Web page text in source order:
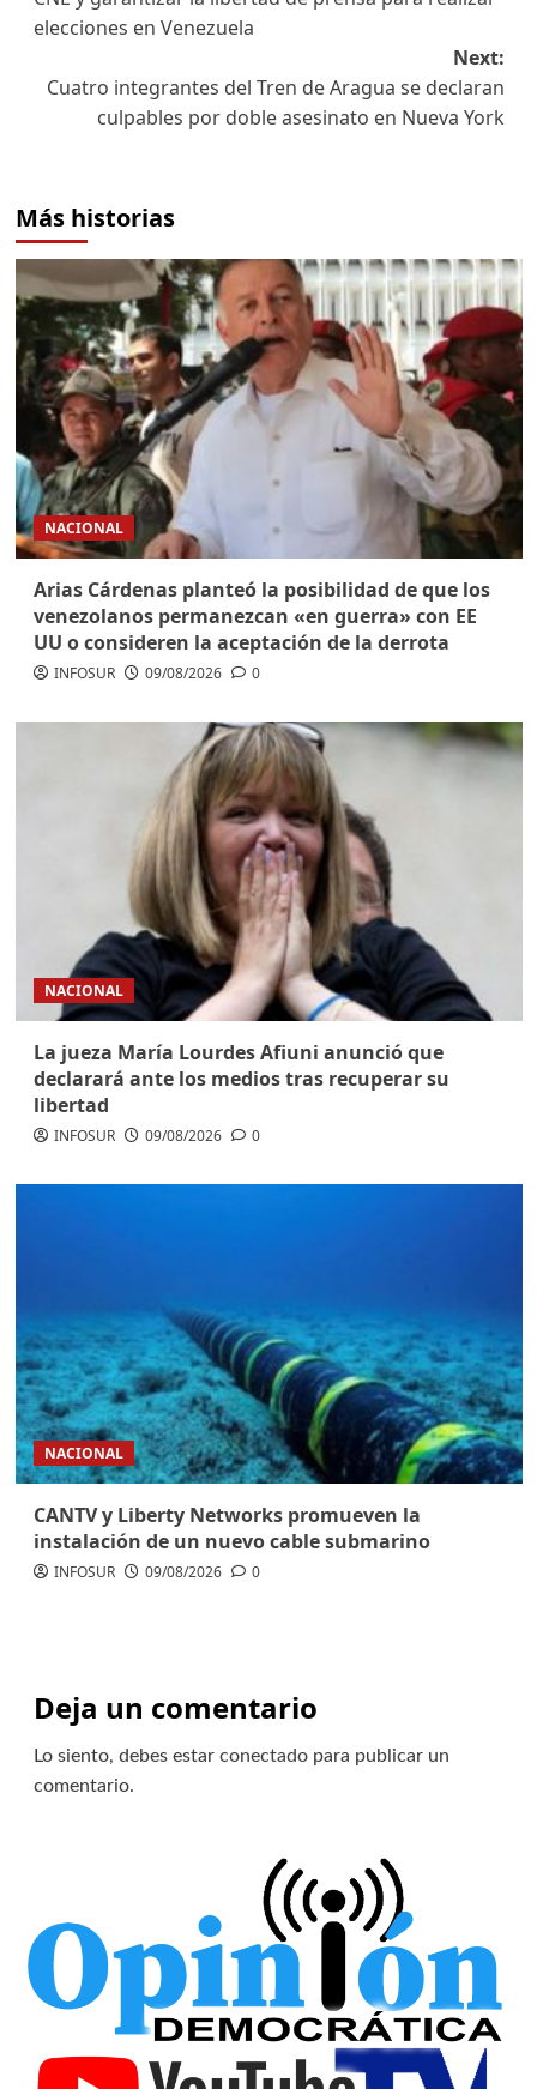
elecciones en Venezuela
Next:
Cuatro integrantes del Tren de Aragua se declaran
culpables por doble asesinato en Nueva York
Más historias
NACIONAL
Arias Cárdenas planteó la posibilidad de que los
venezolanos permanezcan «en guerra» con EE
UU o consideren la aceptación de la derrota
INFOSUR 09/08/2026 0
NACIONAL
La jueza María Lourdes Afiuni anunció que
declarará ante los medios tras recuperar su
libertad
INFOSUR 09/08/2026 0
NACIONAL
CANTV y Liberty Networks promueven la
instalación de un nuevo cable submarino
INFOSUR 09/08/2026 0
Deja un comentario
Lo siento, debes estar conectadopara publicar un
comentario.